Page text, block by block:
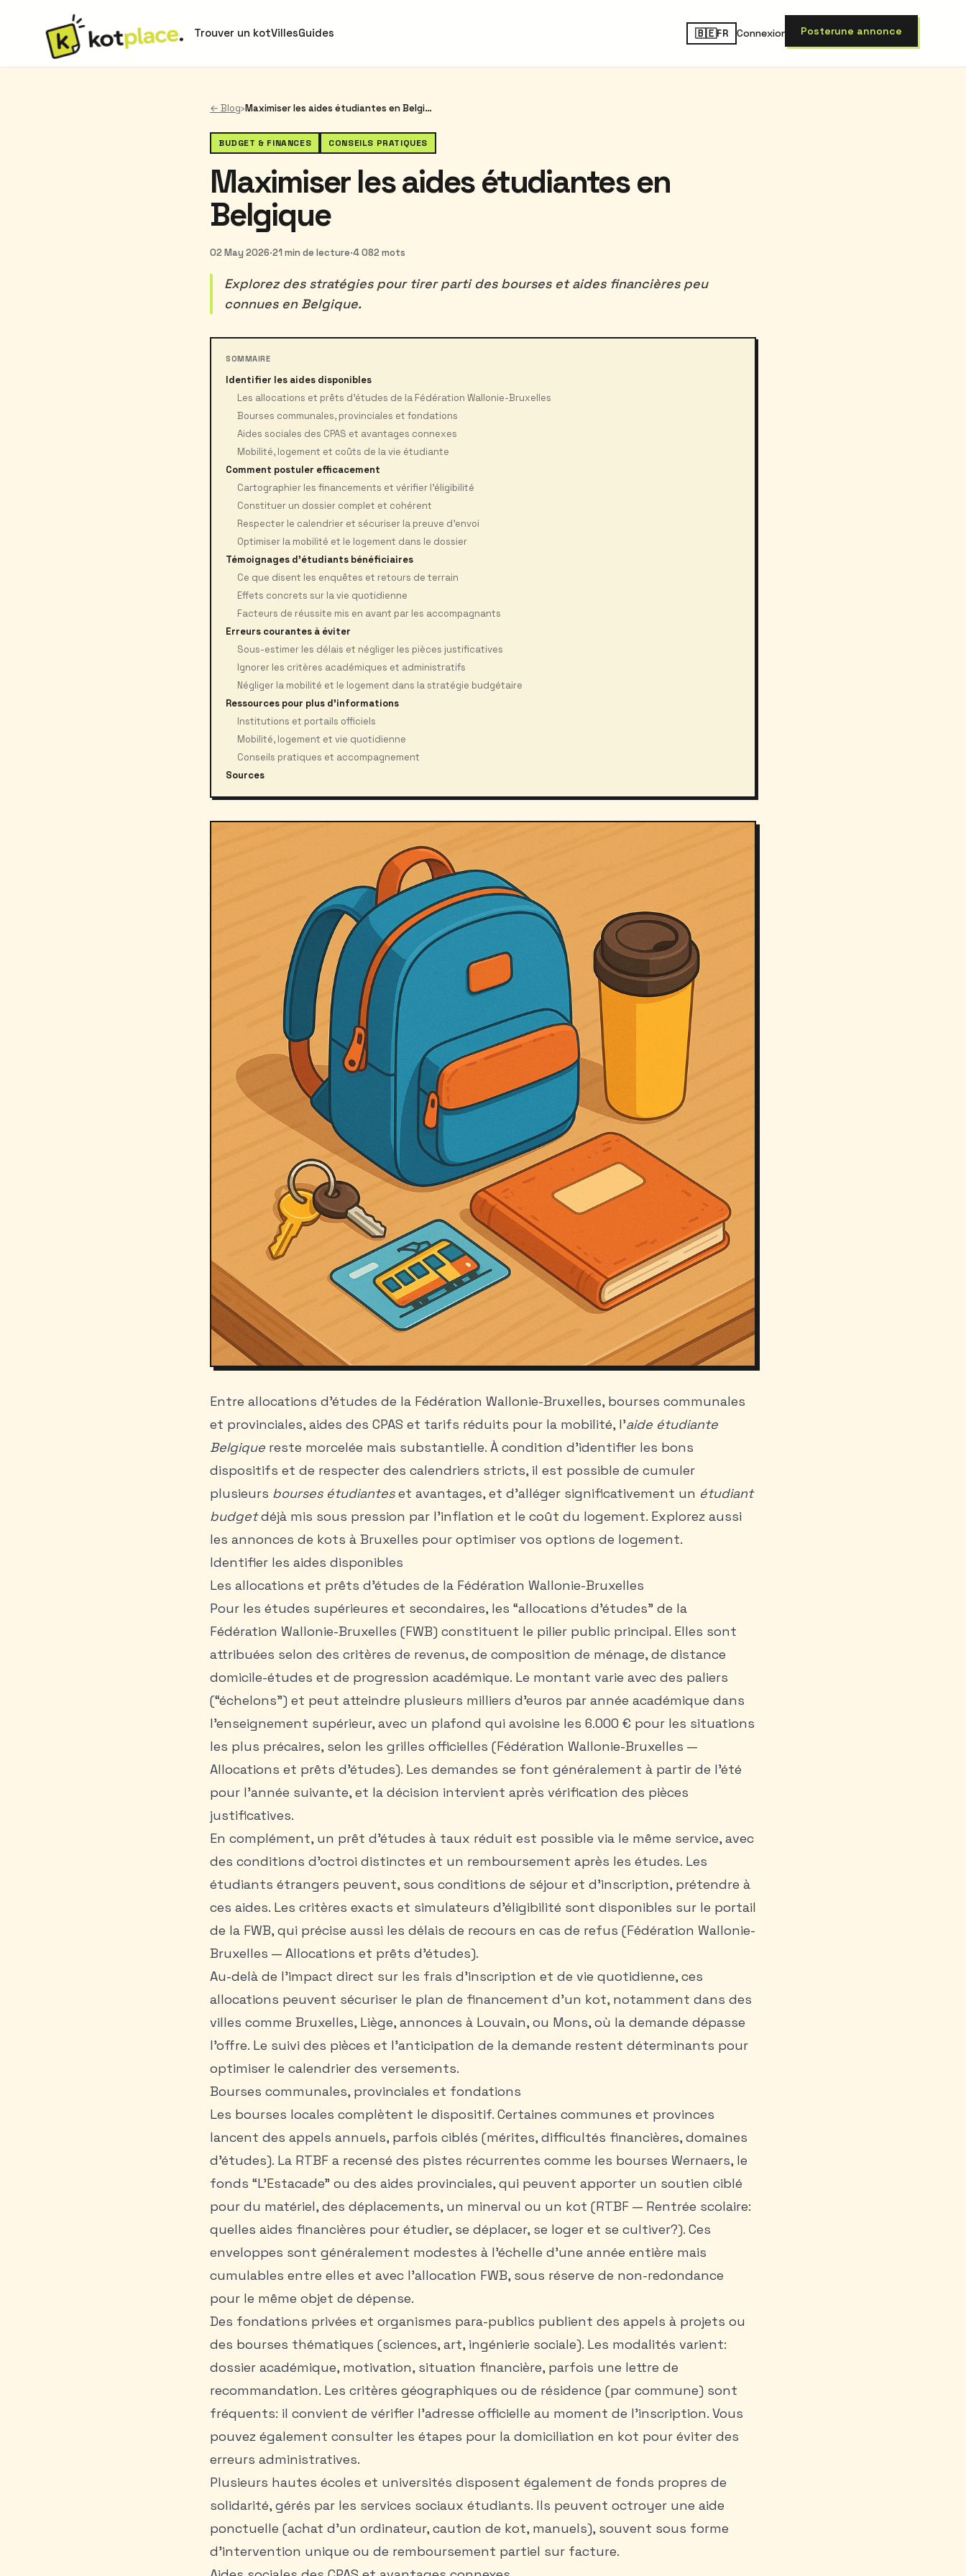
Trouver un kotVillesGuides 🇧🇪FR Connexion Posterune annonce
← Blog› Maximiser les aides étudiantes en Belgique
BUDGET & FINANCES CONSEILS PRATIQUES
Maximiser les aides étudiantes en
Belgique
02 May 2026·21 min de lecture·4 082 mots
Explorez des stratégies pour tirer parti des bourses et aides financières peu
connues en Belgique.
SOMMAIRE
Identifier les aides disponibles
Les allocations et prêts d’études de la Fédération Wallonie-Bruxelles
Bourses communales, provinciales et fondations
Aides sociales des CPAS et avantages connexes
Mobilité, logement et coûts de la vie étudiante
Comment postuler efficacement
Cartographier les financements et vérifier l’éligibilité
Constituer un dossier complet et cohérent
Respecter le calendrier et sécuriser la preuve d’envoi
Optimiser la mobilité et le logement dans le dossier
Témoignages d'étudiants bénéficiaires
Ce que disent les enquêtes et retours de terrain
Effets concrets sur la vie quotidienne
Facteurs de réussite mis en avant par les accompagnants
Erreurs courantes à éviter
Sous-estimer les délais et négliger les pièces justificatives
Ignorer les critères académiques et administratifs
Négliger la mobilité et le logement dans la stratégie budgétaire
Ressources pour plus d'informations
Institutions et portails officiels
Mobilité, logement et vie quotidienne
Conseils pratiques et accompagnement
Sources
Entre allocations d’études de la Fédération Wallonie-Bruxelles, bourses communales
et provinciales, aides des CPAS et tarifs réduits pour la mobilité, l’aide étudiante
Belgique reste morcelée mais substantielle. À condition d’identifier les bons
dispositifs et de respecter des calendriers stricts, il est possible de cumuler
plusieurs bourses étudianteset avantages, et d’alléger significativement un étudiant
budgetdéjà mis sous pression par l’inflation et le coût du logement. Explorez aussi
les annonces de kots à Bruxelles pour optimiser vos options de logement.
Identifier les aides disponibles
Les allocations et prêts d’études de la Fédération Wallonie-Bruxelles
Pour les études supérieures et secondaires, les “allocations d’études” de la
Fédération Wallonie-Bruxelles (FWB) constituent le pilier public principal. Elles sont
attribuées selon des critères de revenus, de composition de ménage, de distance
domicile-études et de progression académique. Le montant varie avec des paliers
(“échelons”) et peut atteindre plusieurs milliers d’euros par année académique dans
l’enseignement supérieur, avec un plafond qui avoisine les 6.000 € pour les situations
les plus précaires, selon les grilles officielles (Fédération Wallonie-Bruxelles —
Allocations et prêts d’études). Les demandes se font généralement à partir de l’été
pour l’année suivante, et la décision intervient après vérification des pièces
justificatives.
En complément, un prêt d’études à taux réduit est possible via le même service, avec
des conditions d’octroi distinctes et un remboursement après les études. Les
étudiants étrangers peuvent, sous conditions de séjour et d’inscription, prétendre à
ces aides. Les critères exacts et simulateurs d’éligibilité sont disponibles sur le portail
de la FWB, qui précise aussi les délais de recours en cas de refus (Fédération Wallonie-
Bruxelles — Allocations et prêts d’études).
Au-delà de l’impact direct sur les frais d’inscription et de vie quotidienne, ces
allocations peuvent sécuriser le plan de financement d’un kot, notamment dans des
villes comme Bruxelles, Liège,annonces à Louvain, ou Mons, où la demande dépasse
l’offre. Le suivi des pièces et l’anticipation de la demande restent déterminants pour
optimiser le calendrier des versements.
Bourses communales, provinciales et fondations
Les bourses locales complètent le dispositif. Certaines communes et provinces
lancent des appels annuels, parfois ciblés (mérites, difficultés financières, domaines
d’études). La RTBF a recensé des pistes récurrentes comme les bourses Wernaers, le
fonds “L’Estacade” ou des aides provinciales, qui peuvent apporter un soutien ciblé
pour du matériel, des déplacements, un minerval ou un kot (RTBF — Rentrée scolaire:
quelles aides financières pour étudier, se déplacer, se loger et se cultiver?). Ces
enveloppes sont généralement modestes à l’échelle d’une année entière mais
cumulables entre elles et avec l’allocation FWB, sous réserve de non-redondance
pour le même objet de dépense.
Des fondations privées et organismes para-publics publient des appels à projets ou
des bourses thématiques (sciences, art, ingénierie sociale). Les modalités varient:
dossier académique, motivation, situation financière, parfois une lettre de
recommandation. Les critères géographiques ou de résidence (par commune) sont
fréquents: il convient de vérifier l’adresse officielle au moment de l’inscription. Vous
pouvez également consulter les étapes pour la domiciliation en kot pour éviter des
erreurs administratives.
Plusieurs hautes écoles et universités disposent également de fonds propres de
solidarité, gérés par les services sociaux étudiants. Ils peuvent octroyer une aide
ponctuelle (achat d’un ordinateur, caution de kot, manuels), souvent sous forme
d’intervention unique ou de remboursement partiel sur facture.